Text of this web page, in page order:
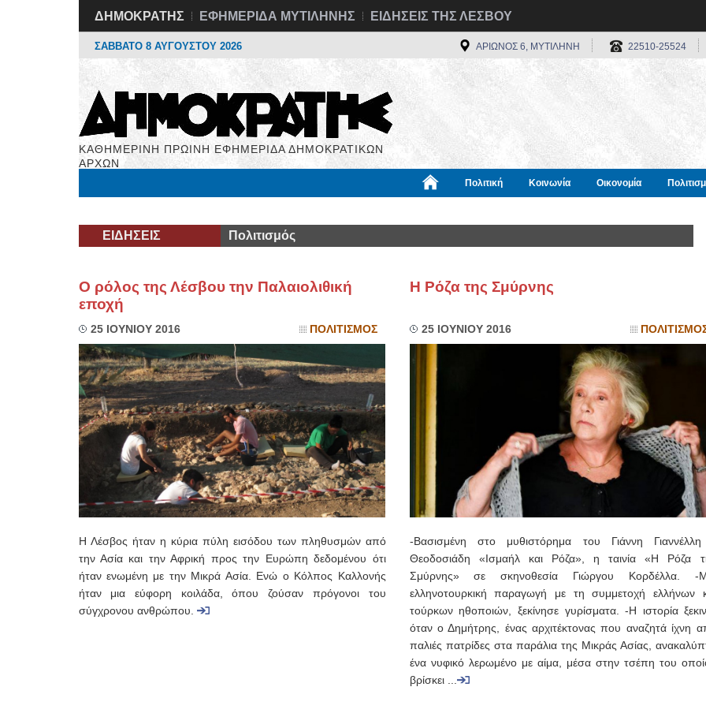
ΔΗΜΟΚΡΑΤΗΣ ΕΦΗΜΕΡΙΔΑ ΜΥΤΙΛΗΝΗΣ ΕΙΔΗΣΕΙΣ ΤΗΣ ΛΕΣΒΟΥ
ΣΑΒΒΑΤΟ 8 ΑΥΓΟΥΣΤΟΥ 2026 ΑΡΙΩΝΟΣ 6, ΜΥΤΙΛΗΝΗ 22510-25524
ΚΑΘΗΜΕΡΙΝΗ ΠΡΩΙΝΗ ΕΦΗΜΕΡΙΔΑ ΔΗΜΟΚΡΑΤΙΚΩΝ
ΑΡΧΩΝ
Πολιτική Κοινωνία Οικονομία
ΕΙΔΗΣΕΙΣ Πολιτισμός
Ο ρόλος της Λέσβου την Παλαιολιθική
εποχή
25 ΙΟΥΝΙΟΥ 2016 ΠΟΛΙΤΙΣΜΟΣ
Η Λέσβος ήταν η κύρια πύλη εισόδου των πληθυσμών από
την Ασία και την Αφρική προς την Ευρώπη δεδομένου ότι
ήταν ενωμένη με την Μικρά Ασία. Ενώ ο Κόλπος Καλλονής
ήταν μια εύφορη κοιλάδα, όπου ζούσαν πρόγονοι του
σύγχρονου ανθρώπου.
Η Ρόζα της Σμύρνης
25 ΙΟΥΝΙΟΥ 2016
-Βασισμένη στο μυθιστόρημα του Γιάννη
Θεοδοσιάδη «Ισμαήλ και Ρόζα», η ταινία «Η Ρόζα
Σμύρνης» σε σκηνοθεσία Γιώργου Κορδέλλα. -
ελληνοτουρκική παραγωγή με τη συμμετοχή ελλήνων
τούρκων ηθοποιών, ξεκίνησε γυρίσματα. -Η ιστορία
όταν ο Δημήτρης, ένας αρχιτέκτονας που αναζητά ίχνη
παλιές πατρίδες στα παράλια της Μικράς Ασίας,
ένα νυφικό λερωμένο με αίμα, μέσα στην τσέπη του
βρίσκει ...